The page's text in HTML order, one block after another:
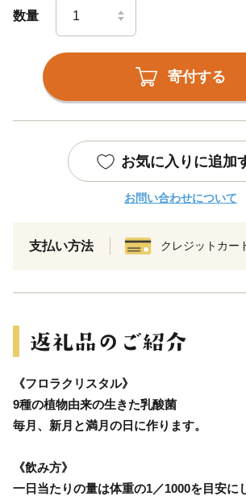
数量
寄付する
お気に入りに追加
お問い合わせについて
支払い方法 クレジットカー
《フロラクリスタル》
9種の植物由来の生きた乳酸菌
毎月、新月と満月の日に作ります。
《飲み方》
一日当たりの量は体重の1／1000を目安に